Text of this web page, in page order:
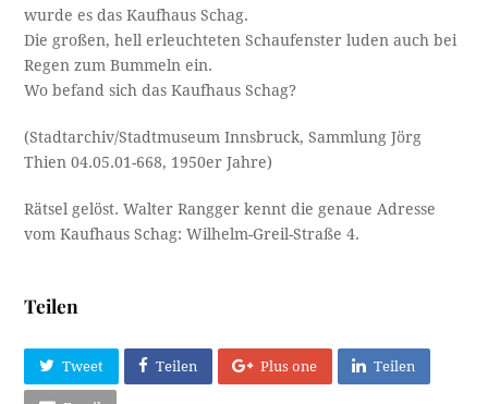
wurde es das Kaufhaus Schag.
Die großen, hell erleuchteten Schaufenster luden auch bei
Regen zum Bummeln ein.
Wo befand sich das Kaufhaus Schag?
(Stadtarchiv/Stadtmuseum Innsbruck, Sammlung Jörg
Thien 04.05.01-668, 1950er Jahre)
Rätsel gelöst. Walter Rangger kennt die genaue Adresse
vom Kaufhaus Schag: Wilhelm-Greil-Straße 4.
Teilen
Tweet Teilen Plus one Teilen